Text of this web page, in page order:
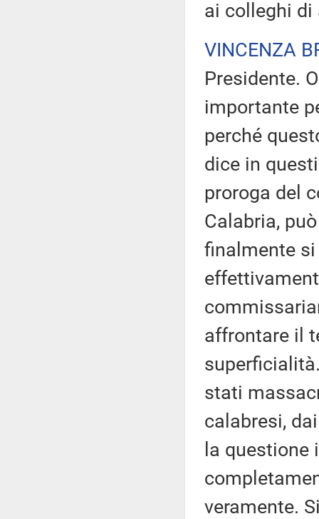
ai colleghi di
VINCENZA
Presidente.
importante
perché
dice in
proroga del
Calabria,
finalmente
affrontare il
stati
calabresi,
la
veramente.